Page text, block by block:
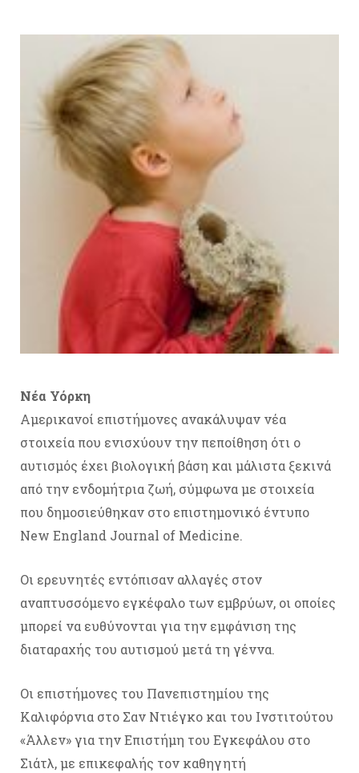
Νέα Υόρκη
Αμερικανοί επιστήμονες ανακάλυψαν νέα
στοιχεία που ενισχύουν την πεποίθηση ότι ο
αυτισμός έχει βιολογική βάση και μάλιστα ξεκινά
από την ενδομήτρια ζωή, σύμφωνα με στοιχεία
που δημοσιεύθηκαν στο επιστημονικό έντυπο
New England Journal of Medicine.
Οι ερευνητές εντόπισαν αλλαγές στον
αναπτυσσόμενο εγκέφαλο των εμβρύων, οι οποίες
μπορεί να ευθύνονται για την εμφάνιση της
διαταραχής του αυτισμού μετά τη γέννα.
Οι επιστήμονες του Πανεπιστημίου της
Καλιφόρνια στο Σαν Ντιέγκο και του Ινστιτούτου
«Άλλεν» για την Επιστήμη του Εγκεφάλου στο
Σιάτλ, με επικεφαλής τον καθηγητή